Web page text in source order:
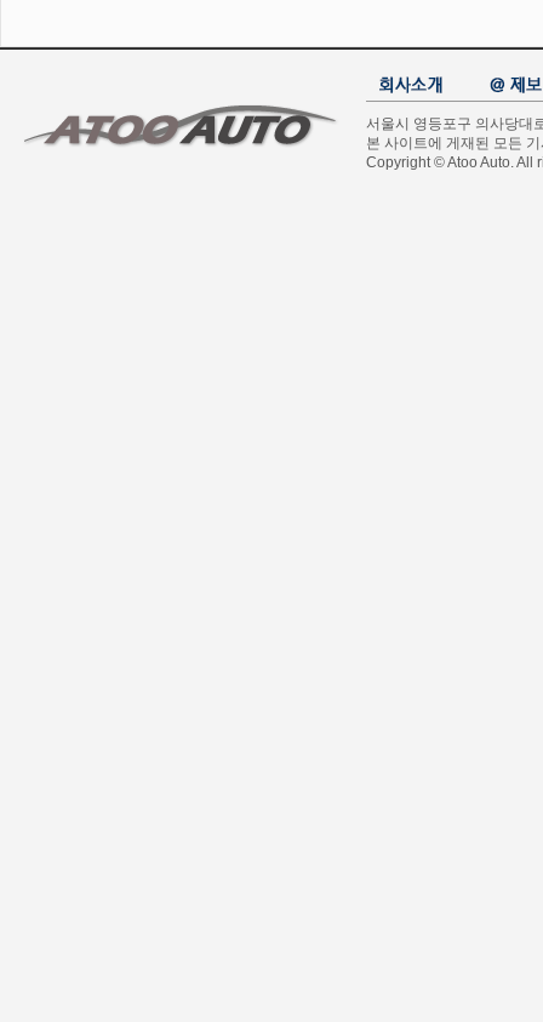
서울시 영등포구 의사당대
본 사이트에 게재된 모든
Copyright © Atoo Auto. All